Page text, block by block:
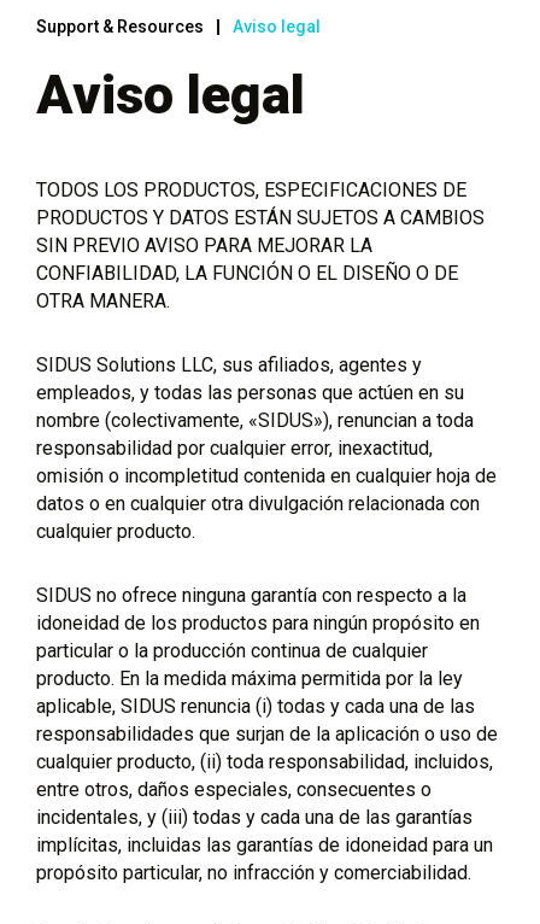
Support & Resources Aviso legal
Aviso legal
TODOS LOS PRODUCTOS, ESPECIFICACIONES DE
PRODUCTOS Y DATOS ESTÁN SUJETOS A CAMBIOS
SIN PREVIO AVISO PARA MEJORAR LA
CONFIABILIDAD, LA FUNCIÓN O EL DISEÑO O DE
OTRA MANERA.
SIDUS Solutions LLC, sus afiliados, agentes y
empleados, y todas las personas que actúen en su
nombre (colectivamente, «SIDUS»), renuncian a toda
responsabilidad por cualquier error, inexactitud,
omisión o incompletitud contenida en cualquier hoja de
datos o en cualquier otra divulgación relacionada con
cualquier producto.
SIDUS no ofrece ninguna garantía con respecto a la
idoneidad de los productos para ningún propósito en
particular o la producción continua de cualquier
producto. En la medida máxima permitida por la ley
aplicable, SIDUS renuncia (i) todas y cada una de las
responsabilidades que surjan de la aplicación o uso de
cualquier producto, (ii) toda responsabilidad, incluidos,
entre otros, daños especiales, consecuentes o
incidentales, y (iii) todas y cada una de las garantías
implícitas, incluidas las garantías de idoneidad para un
propósito particular, no infracción y comerciabilidad.